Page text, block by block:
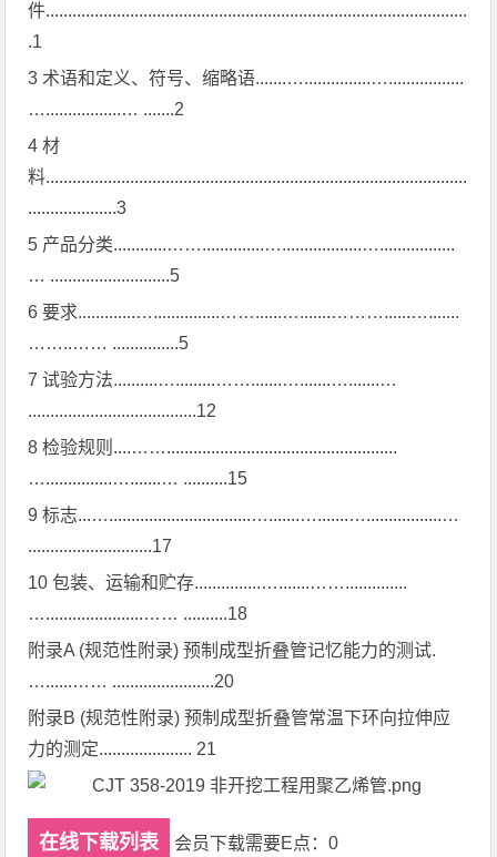
件...............................................................................................
.1
3 术语和定义、符号、缩略语.......…...............….................
….................… .......2
4 材
料...............................................................................................
....................3
5 产品分类............……..............…..................….................
… ...........................5
6 要求.............…...............……......….......………......….......
……..…… ...............5
7 试验方法..........….........…….......….......….......…
......................................12
8 检验规则....……....................................................
…...............….......… ..........15
9 标志...…................................….......….......….................…
............................17
10 包装、运输和贮存...............….......……..............
…......................…… ..........18
附录A (规范性附录) 预制成型折叠管记忆能力的测试.
…......…… .......................20
附录B (规范性附录) 预制成型折叠管常温下环向拉伸应
力的测定..................... 21
在线下载列表 会员下载需要E点：0